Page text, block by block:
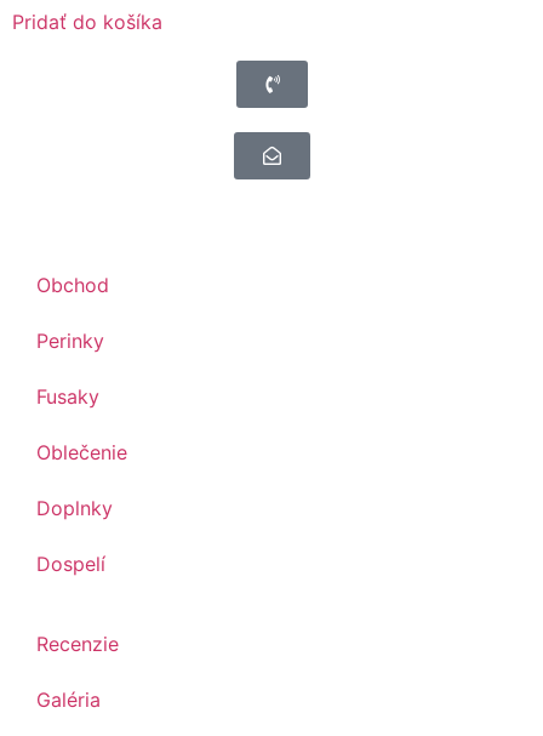
Pridať do košíka
Obchod
Perinky
Fusaky
Oblečenie
Doplnky
Dospelí
Recenzie
Galéria